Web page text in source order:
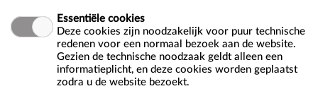
Locatie Nationaal Zwemcentrum De Tongelreep
Essentiële cookies
Deze cookies zijn noodzakelijk voor puur technische
redenen voor een normaal bezoek aan de website.
Gezien de technische noodzaak geldt alleen een
informatieplicht, en deze cookies worden geplaatst
zodra u de website bezoekt.